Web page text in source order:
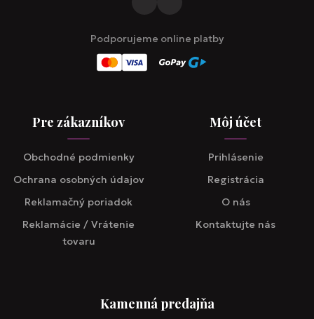
Podporujeme online platby
Pre zákazníkov
Obchodné podmienky
Ochrana osobných údajov
Reklamačný poriadok
Reklamácie / Vrátenie
tovaru
Môj účet
Prihlásenie
Registrácia
O nás
Kontaktujte nás
Kamenná predajňa